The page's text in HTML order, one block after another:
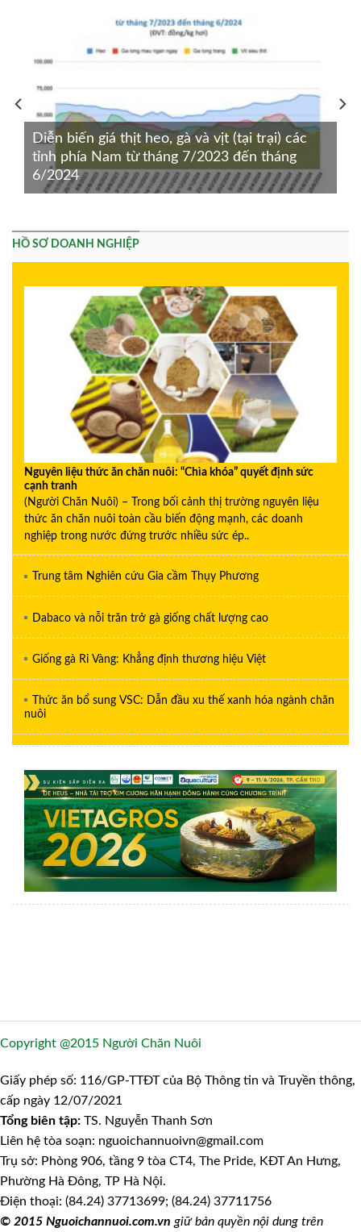
Diễn biến giá thịt heo, gà và vịt (tại trại) các
tỉnh phía Nam từ tháng 7/2023 đến tháng
6/2024
HỒ SƠ DOANH NGHIỆP
Nguyên liệu thức ăn chăn nuôi: “Chìa khóa” quyết định sức
cạnh tranh
(Người Chăn Nuôi) – Trong bối cảnh thị trường nguyên liệu
thức ăn chăn nuôi toàn cầu biến động mạnh, các doanh
nghiệp trong nước đứng trước nhiều sức ép..
Trung tâm Nghiên cứu Gia cầm Thụy Phương
Dabaco và nỗi trăn trở gà giống chất lượng cao
Giống gà Ri Vàng: Khẳng định thương hiệu Việt
Thức ăn bổ sung VSC: Dẫn đầu xu thế xanh hóa ngành chăn
nuôi
Copyright @2015 Người Chăn Nuôi
Giấy phép số: 116/GP-TTĐT của Bộ Thông tin và Truyền thông,
cấp ngày 12/07/2021
Tổng biên tập: TS. Nguyễn Thanh Sơn
Liên hệ tòa soạn: nguoichannuoivn@gmail.com
Trụ sở: Phòng 906, tầng 9 tòa CT4, The Pride, KĐT An Hưng,
Phường Hà Đông, TP Hà Nội.
Điện thoại: (84.24) 37713699; (84.24) 37711756
© 2015 Nguoichannuoi.com.vn giữ bản quyền nội dung trên